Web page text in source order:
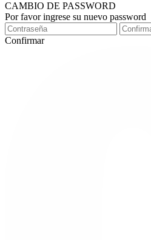
CAMBIO DE PASSWORD
Por favor ingrese su nuevo password
Confirmar